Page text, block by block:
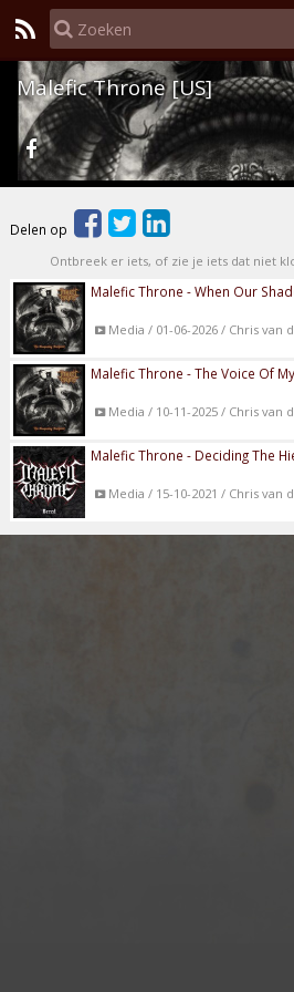
Malefic Throne [US]
Delen op
Ontbreek er iets, of zie je iets dat niet
Malefic Throne - When Our
Media / 01-06-2026 / Chris van
Malefic Throne - The Voice Of
Media / 10-11-2025 / Chris van
Malefic Throne - Deciding The
Media / 15-10-2021 / Chris van